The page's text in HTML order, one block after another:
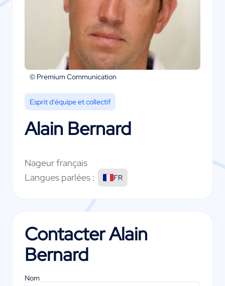
© Premium Communication
Esprit d'équipe et collectif
Alain Bernard
Nageur français
Langues parlées :
FR
ContacterAlain
Bernard
Nom